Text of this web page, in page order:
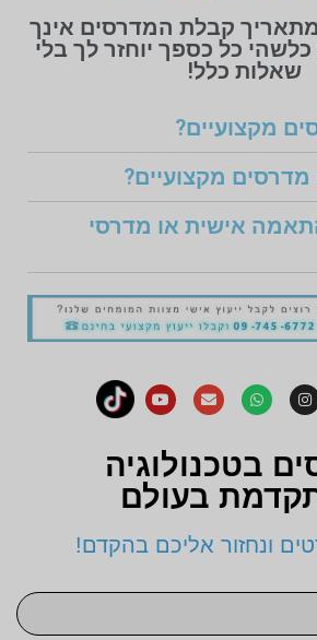
90 יום מתאריך קבלת המדרסים אינך
כל כספך יוחזר לך בלי
שאלות כלל!
מקצועיים?
מדרסים מקצועיים?
אישית או מדרסי
בטכנולוגיה
בעולם
ונחזור אליכם בהקדם!